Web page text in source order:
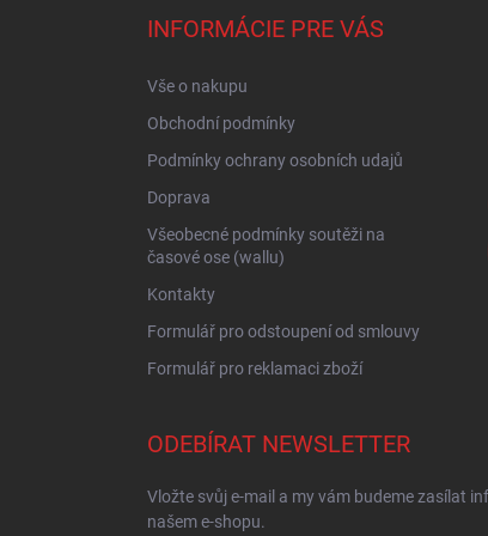
INFORMÁCIE PRE VÁS
Vše o nakupu
Obchodní podmínky
Podmínky ochrany osobních udajů
Doprava
Všeobecné podmínky soutěži na
časové ose (wallu)
Kontakty
Formulář pro odstoupení od smlouvy
Formulář pro reklamaci zboží
ODEBÍRAT NEWSLETTER
Vložte svůj e-mail a my vám budeme zasílat
našem e-shopu.